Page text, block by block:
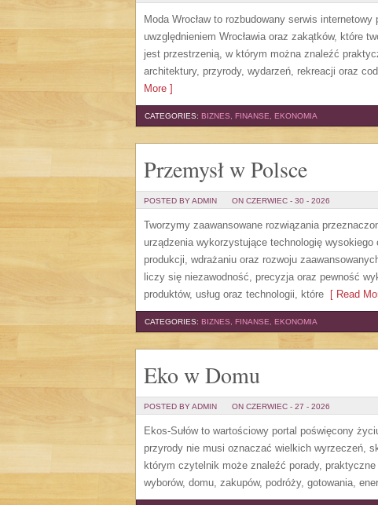
Moda Wrocław to rozbudowany serwis
uwzględnieniem Wrocławia oraz zakątków, które
jest przestrzenią, w którym można znaleźć
architektury, przyrody, wydarzeń, rekreacji oraz
More ]
CATEGORIES: BIZNES, FINANSE, EKONOMIA
Przemysł w Polsce
POSTED BY ADMIN ON CZERWIEC - 30 - 2026
Tworzymy zaawansowane rozwiązania
urządzenia wykorzystujące technologię
produkcji, wdrażaniu oraz rozwoju
liczy się niezawodność, precyzja oraz pewność
produktów, usług oraz technologii, które [ Read
CATEGORIES: BIZNES, FINANSE, EKONOMIA
Eko w Domu
POSTED BY ADMIN ON CZERWIEC - 27 - 2026
Ekos-Sułów to wartościowy portal poświęcony
przyrody nie musi oznaczać wielkich wyrzeczeń,
którym czytelnik może znaleźć porady,
wyborów, domu, zakupów, podróży, gotowania,